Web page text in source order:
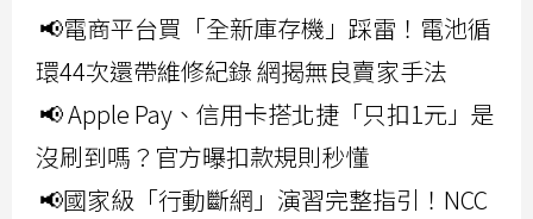
📢電商平台買「全新庫存機」踩雷！電池循
環44次還帶維修紀錄 網揭無良賣家手法
📢 Apple Pay、信用卡搭北捷「只扣1元」是
沒刷到嗎？官方曝扣款規則秒懂
📢國家級「行動斷網」演習完整指引！NCC